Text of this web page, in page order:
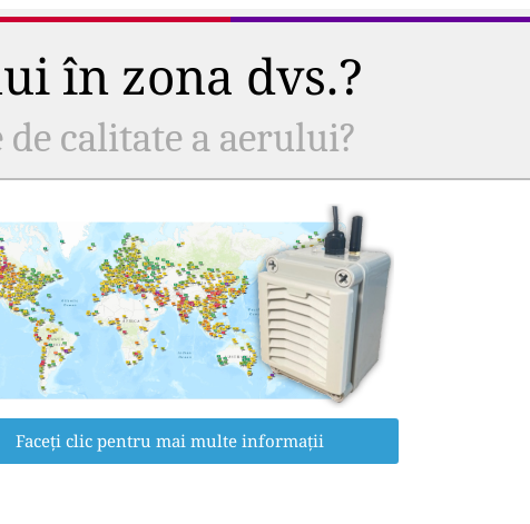
în zona dvs.?
calitate a aerului?
Faceți clic pentru mai multe informații